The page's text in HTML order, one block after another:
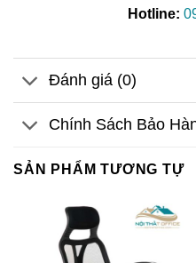
Hotline:
Đánh giá (0)
Chính Sách Bảo
SẢN PHẨM TƯƠNG TỰ